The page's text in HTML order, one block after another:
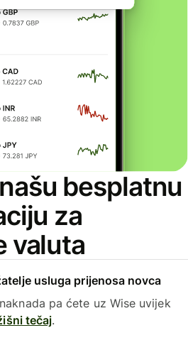
besplatnu
za
valuta
usluga prijenosa novca
pa ćete uz Wise uvijek
tečaj.